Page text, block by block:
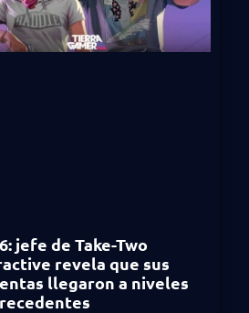
jefe de Take-Two
revela que sus
llegaron a niveles